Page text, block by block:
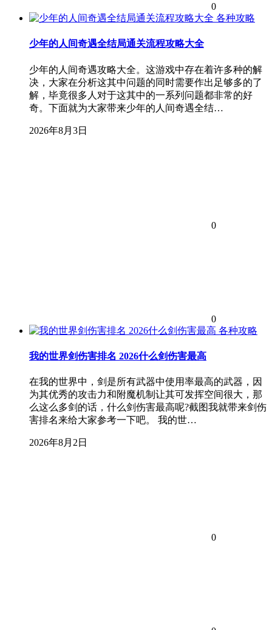
0
各种攻略
少年的人间奇遇全结局通关流程攻略大全
少年的人间奇遇攻略大全。这游戏中存在着许多种的解
决，大家在分析这其中问题的同时需要作出足够多的了
解，毕竟很多人对于这其中的一系列问题都非常的好
奇。下面就为大家带来少年的人间奇遇全结…
2026年8月3日
0
0
各种攻略
我的世界剑伤害排名 2026什么剑伤害最高
在我的世界中，剑是所有武器中使用率最高的武器，因
为其优秀的攻击力和附魔机制让其可发挥空间很大，那
么这么多剑的话，什么剑伤害最高呢?截图我就带来剑伤
害排名来给大家参考一下吧。 我的世…
2026年8月2日
0